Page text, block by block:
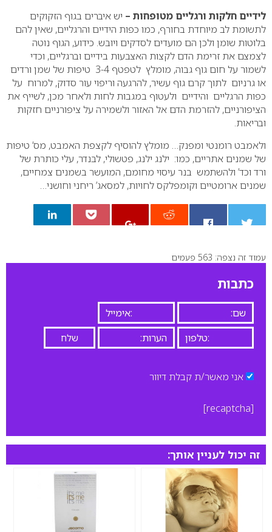
לידיים חלקות ורגליים מטופחות – יש איברים בגוף הזקוקים
לתשומת לב מיוחדת בחורף, כמו כפות הידיים והרגליים, שאין להם
בלוטות שומן ולכן הם מועדים לסדקים ויובש. כידוע, הגוף נוטה
לצמצם את זרימת הדם לקצות האצבעות בידיים וברגליים, וכדי
לשמור על חום גוף גבוה, מומלץ לטפטף 3-4 טיפות של שמן ורדים
או גרניום לתוך קרם גוף עשיר, להרגעה וריפוי עור סדוק, למרוח על
כפות הרגליים והידיים ולעטוף במגבות לחות ולאחר מכן, לשייף את
הציפורניים, להזרמת הדם אל האזור ולשמירה על ציפורניים חזקות
ובריאות.
ולאמבט רומנטי ומפנק… מומלץ להוסיף לקצפת האמבט, מס’ טיפות
של שמנים אתריים, כמו: ילנג ילנג, פטשולי, לבנדר, עלי כותרת של
ורד וכד’ ולהשתמש בנר עיסוי מחומם, המועשר בשמנים צמחיים,
שמנים ארומטיים וקומפלקס לחויות, למסאג’ ריחני וחושני…
0
עמוד זה נצפה: 563 פעמים
כתבות
אני מאשר/ת קבלת דיוור
[recaptcha]
זה יכול לעניין אותך: